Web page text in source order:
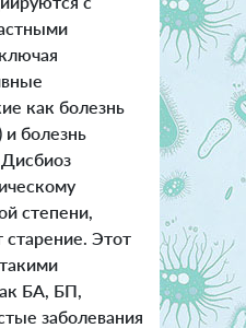
как болезнь
болезнь
степени,
старение. Этот
БА, БП,
заболевания